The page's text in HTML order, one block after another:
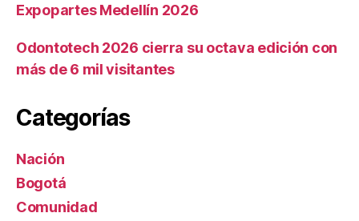
Expopartes Medellín 2026
Odontotech 2026 cierra su octava edición con
más de 6 mil visitantes
Categorías
Nación
Bogotá
Comunidad